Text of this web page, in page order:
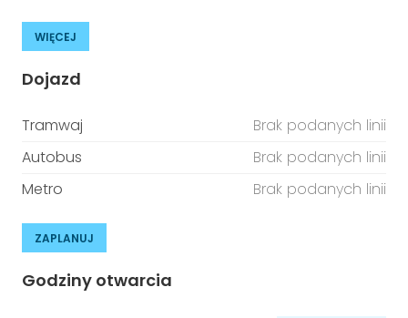
WIĘCEJ
Dojazd
Tramwaj
Brak podanych linii
Autobus
Brak podanych linii
Metro
Brak podanych linii
ZAPLANUJ
Godziny otwarcia